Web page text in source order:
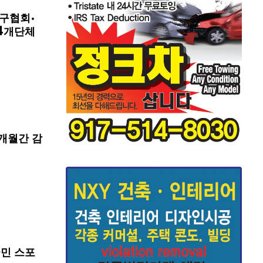
협회·
단체
월간 감
스포